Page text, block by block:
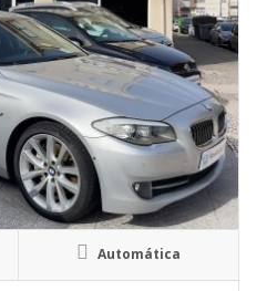
Automática